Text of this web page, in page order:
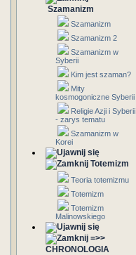
Szamanizm
Szamanizm
Szamanizm 2
Szamanizm w
Syberii
Kim jest szaman?
Mity
kosmogoniczne Syberii
Religie Azji i Syberii
- zarys tematu
Szamanizm w
Korei
Totemizm
Teoria totemizmu
Totemizm
Totemizm
Malinowskiego
=>>
CHRONOLOGIA